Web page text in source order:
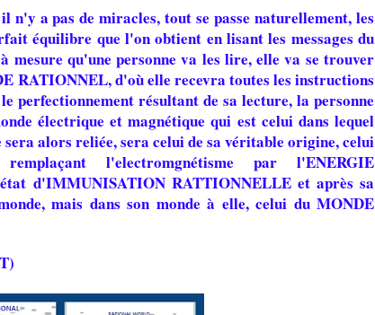
a pas de miracles, tout se passe naturellement, les
équilibre que l'on obtient en lisant les messages du
mesure qu'une personne va les lire, elle va se trouver
RATIONNEL, d'où elle recevra toutes les instructions
perfectionnement résultant de sa lecture, la personne
électrique et magnétique qui est celui dans lequel
alors reliée, sera celui de sa véritable origine, celui
l'electromgnétisme par l'ENERGIE
d'IMMUNISATION RATTIONNELLE et après sa
mais dans son monde à elle, celui du MONDE